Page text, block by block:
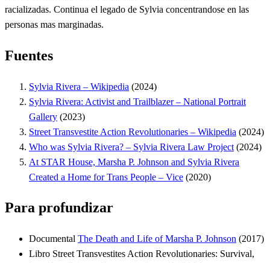
racializadas. Continua el legado de Sylvia concentrandose en las
personas mas marginadas.
Fuentes
Sylvia Rivera – Wikipedia (2024)
Sylvia Rivera: Activist and Trailblazer – National Portrait
Gallery (2023)
Street Transvestite Action Revolutionaries – Wikipedia (2024)
Who was Sylvia Rivera? – Sylvia Rivera Law Project (2024)
At STAR House, Marsha P. Johnson and Sylvia Rivera
Created a Home for Trans People – Vice (2020)
Para profundizar
Documental The Death and Life of Marsha P. Johnson (2017)
Libro Street Transvestites Action Revolutionaries: Survival,